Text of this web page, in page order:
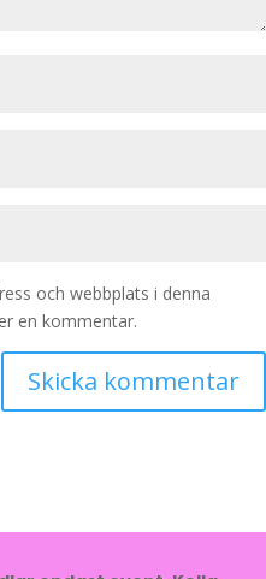
och webbplats i denna
en kommentar.